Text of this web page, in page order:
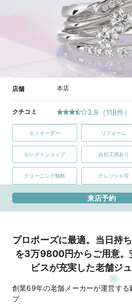
店舗 本店
クチコミ 3.9 （118件）
セミオーダー リフォーム
セレクトショップ 自社工房あり
クリーニング無料 クレジット可
来店予約
プロポーズに最適。当日持
を3万9800円からご用意。
ビスが充実した老舗ジ
創業69年の老舗メーカーが運営する
プ